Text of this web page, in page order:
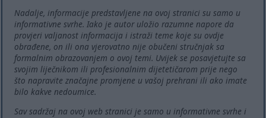
Nadalje, informacije predstavljene na ovoj stranici su samo u
informativne svrhe. Iako je autor uložio razumne napore da
provjeri valjanost informacija i istraži teme koje su ovdje
obrađene, on ili ona vjerovatno nije obučeni stručnjak sa
formalnim obrazovanjem o ovoj temi. Uvijek se posavjetujte sa
svojim liječnikom ili profesionalnim dijetetičarom prije nego
što napravite značajne promjene u vašoj prehrani ili ako imate
bilo kakve nedoumice.
Sav sadržaj na ovoj web stranici je samo u informativne svrhe i